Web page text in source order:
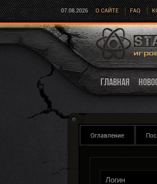
07.08.2026 О САЙТЕ FAQ
ГЛАВНАЯ
Оглавление